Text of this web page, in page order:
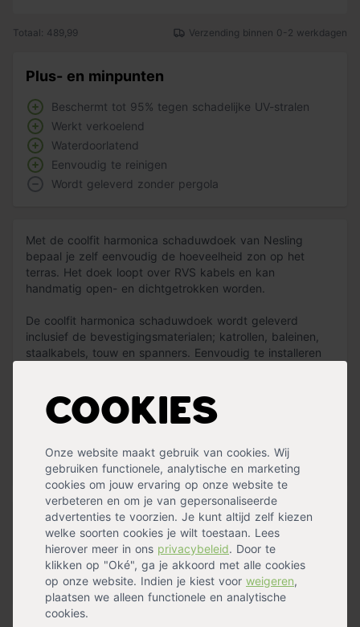
Cookies
Onze website maakt gebruik van cookies. Wij
gebruiken functionele, analytische en marketing
cookies om jouw ervaring op onze website te
verbeteren en om je van gepersonaliseerde
advertenties te voorzien. Je kunt altijd zelf kiezen
welke soorten cookies je wilt toestaan. Lees
hierover meer in ons privacybeleid. Door te
klikken op "Oké", ga je akkoord met alle cookies
op onze website. Indien je kiest voor weigeren,
plaatsen we alleen functionele en analytische
cookies.
Totaal: 489,99 Verzending binnen 0-2 werkdagen
Plus- en minpunten
Beschermt tot 95% tegen schadelijke UV-stralen
Werkt verkoelend
Waterdoorlatend
Eenvoudig te reinigen
Wordt geleverd zonder pergola
Met de coolfit harmonica schaduwdoek van Nesling
bepaal je zelf eenvoudig de hoeveelheid zon op het
terras. Het doek loopt over RVS kabels en kan
handmatig open- en dichtgetrokken worden.
De coolfit harmonica schaduwdoek wordt geleverd
inclusief de bevestigingsmaterialen; katrollen, baleinen,
staalkabels, touw en spanners. Eenvoudig te installeren
Dit coolfit harmonica schaduwdoek is 2 meter breed en 5
meter lang.
Lees meer »
Zorg dat het doek minimaal 10 cm smaller is dan de
beschikbare ruimte, zodoende blijft er 5 cm vrije ruimte
aan weerszijden van het doek over.
Voor de lengte van het doek kan de beschikbare ruimte
worden aangehouden. We adviseren het harmonica
schaduwdoek in de winter te verwijderen of gebruik te
maken van de bijpassende beschermhoes.
Eigenschappen:
- Zeer sterk HTPE geknoopt doek
Specificaties
Kleur Antraciet,Creme wit,Zandkleur
Materiaal
HDPE kunststof
Standplaats
Zon